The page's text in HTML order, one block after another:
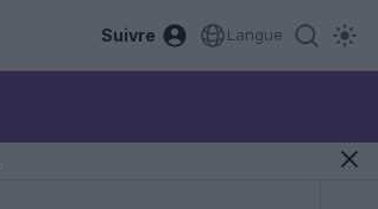
Suivre Langue